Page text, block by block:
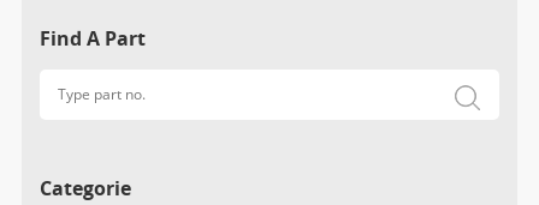
Find A Part
Categorie